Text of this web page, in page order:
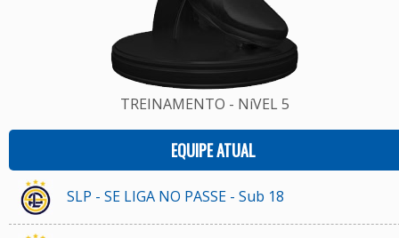
TREINAMENTO - NíVEL 5
EQUIPE ATUAL
SLP - SE LIGA NO PASSE - Sub 18